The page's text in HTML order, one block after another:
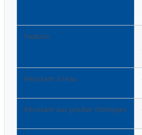
Fixation
Résistant à l'eau
Résistant aux produit chimiques